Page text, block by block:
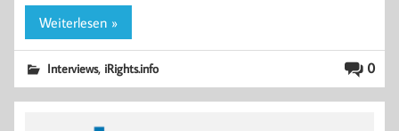
Weiterlesen »
0
Interviews, iRights.info